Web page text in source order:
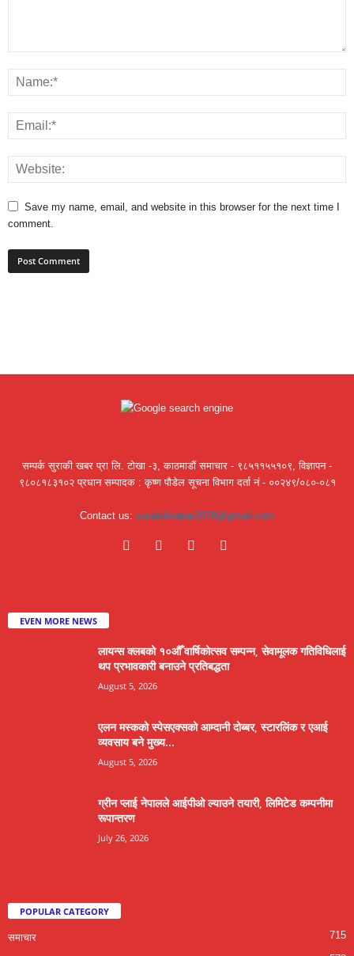
Save my name, email, and website in this browser for the next time I
comment.
सम्पर्क सुराकी खबर प्रा लि. टोखा -३, काठमाडौं समाचार - ९८५११५५१०९, विज्ञापन -
९८०८१८३१०२ प्रधान सम्पादक : कृष्ण पौडेल सूचना विभाग दर्ता नं - ००२४९/०८०-०८१
Contact us: surakikhabar2078@gmail.com
EVEN MORE NEWS
लायन्स क्लबको १०औँ वार्षिकोत्सव सम्पन्न, सेवामूलक गतिविधिलाई
थप प्रभावकारी बनाउने प्रतिबद्धता
August 5, 2026
एलन मस्कको स्पेसएक्सको आम्दानी दोब्बर, स्टारलिंक र एआई
व्यवसाय बने मुख्य...
August 5, 2026
ग्रीन प्लाई नेपालले आईपीओ ल्याउने तयारी, लिमिटेड कम्पनीमा
रूपान्तरण
July 26, 2026
POPULAR CATEGORY
समाचार 715